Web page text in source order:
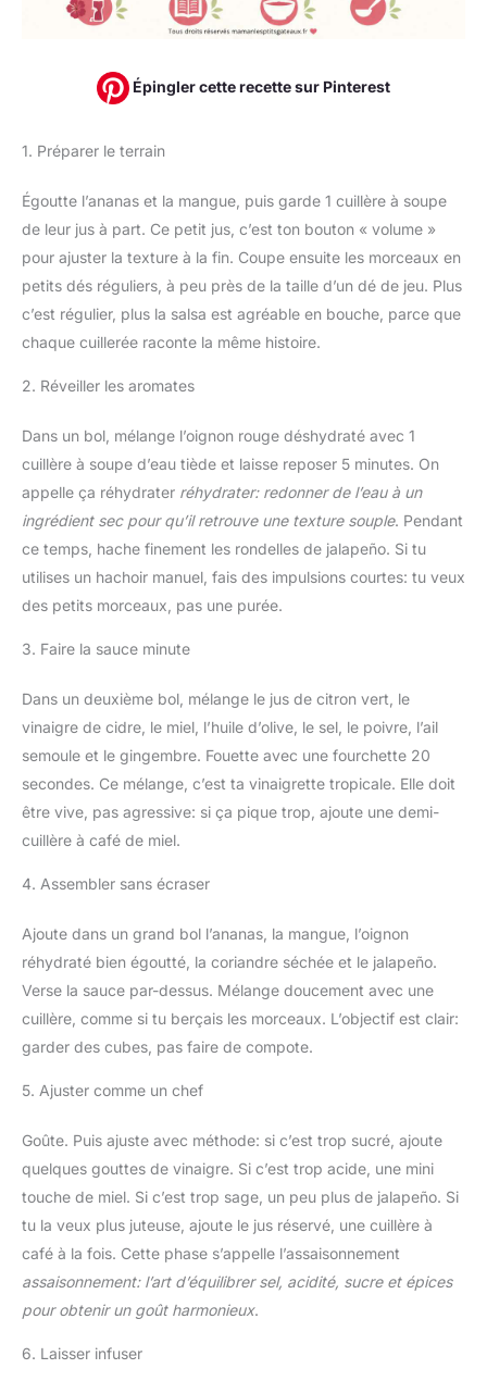
Épingler cette recette sur Pinterest
1. Préparer le terrain
Égoutte l’ananas et la mangue, puis garde 1 cuillère à soupe
de leur jus à part. Ce petit jus, c’est ton bouton « volume »
pour ajuster la texture à la fin. Coupe ensuite les morceaux en
petits dés réguliers, à peu près de la taille d’un dé de jeu. Plus
c’est régulier, plus la salsa est agréable en bouche, parce que
chaque cuillerée raconte la même histoire.
2. Réveiller les aromates
Dans un bol, mélange l’oignon rouge déshydraté avec 1
cuillère à soupe d’eau tiède et laisse reposer 5 minutes. On
appelle ça réhydrater réhydrater: redonner de l’eau à un
ingrédient sec pour qu’il retrouve une texture souple. Pendant
ce temps, hache finement les rondelles de jalapeño. Si tu
utilises un hachoir manuel, fais des impulsions courtes: tu veux
des petits morceaux, pas une purée.
3. Faire la sauce minute
Dans un deuxième bol, mélange le jus de citron vert, le
vinaigre de cidre, le miel, l’huile d’olive, le sel, le poivre, l’ail
semoule et le gingembre. Fouette avec une fourchette 20
secondes. Ce mélange, c’est ta vinaigrette tropicale. Elle doit
être vive, pas agressive: si ça pique trop, ajoute une demi-
cuillère à café de miel.
4. Assembler sans écraser
Ajoute dans un grand bol l’ananas, la mangue, l’oignon
réhydraté bien égoutté, la coriandre séchée et le jalapeño.
Verse la sauce par-dessus. Mélange doucement avec une
cuillère, comme si tu berçais les morceaux. L’objectif est clair:
garder des cubes, pas faire de compote.
5. Ajuster comme un chef
Goûte. Puis ajuste avec méthode: si c’est trop sucré, ajoute
quelques gouttes de vinaigre. Si c’est trop acide, une mini
touche de miel. Si c’est trop sage, un peu plus de jalapeño. Si
tu la veux plus juteuse, ajoute le jus réservé, une cuillère à
café à la fois. Cette phase s’appelle l’assaisonnement
assaisonnement: l’art d’équilibrer sel, acidité, sucre et épices
pour obtenir un goût harmonieux.
6. Laisser infuser